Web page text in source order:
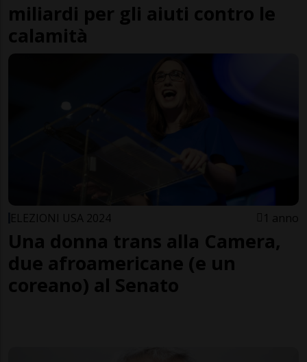
miliardi per gli aiuti contro le
calamità
ELEZIONI USA 2024 1 anno
Una donna trans alla Camera,
due afroamericane (e un
coreano) al Senato